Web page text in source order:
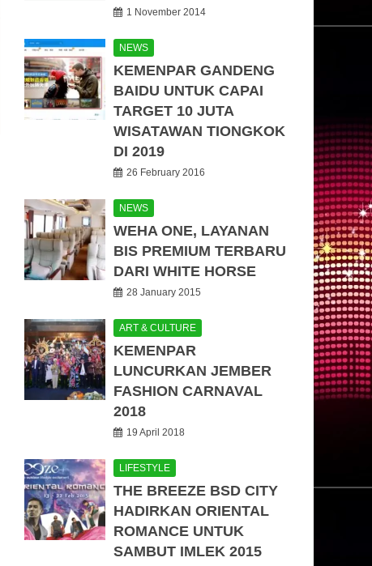
1 November 2014
NEWS
KEMENPAR GANDENG
BAIDU UNTUK CAPAI
TARGET 10 JUTA
WISATAWAN TIONGKOK
DI 2019
26 February 2016
NEWS
WEHA ONE, LAYANAN
BIS PREMIUM TERBARU
DARI WHITE HORSE
28 January 2015
ART & CULTURE
KEMENPAR
LUNCURKAN JEMBER
FASHION CARNAVAL
2018
19 April 2018
LIFESTYLE
THE BREEZE BSD CITY
HADIRKAN ORIENTAL
ROMANCE UNTUK
SAMBUT IMLEK 2015